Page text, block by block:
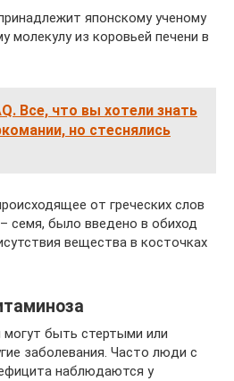
японскому ученому
молекулу из коровьей печени в
Все, что вы хотели знать
но стеснялись
от греческих слов
семя, было введено в обиход
вещества в косточках
быть стертыми или
заболевания. Часто люди с
наблюдаются у